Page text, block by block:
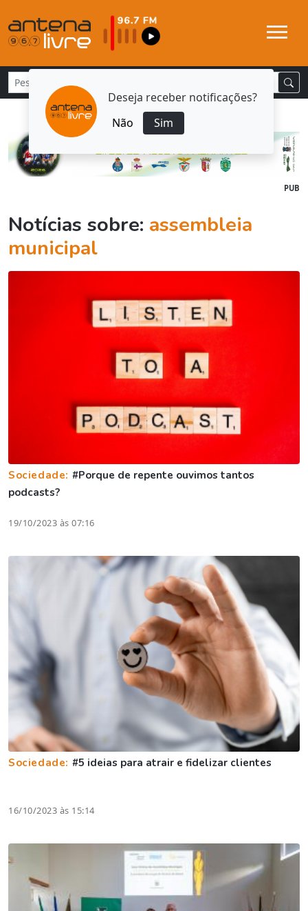
Deseja receber notificações?
Não
Sim
PUB
Notícias sobre: assembleia
municipal
Sociedade: #Porque de repente ouvimos tantos
podcasts?
19/10/2023 às 07:16
Sociedade: #5 ideias para atrair e fidelizar clientes
16/10/2023 às 15:14